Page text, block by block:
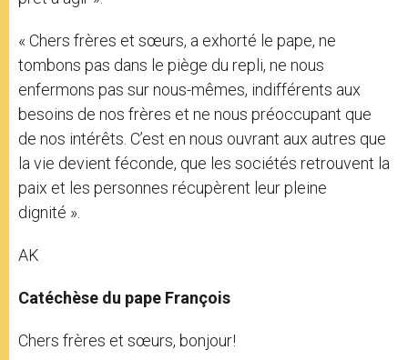
« Chers frères et sœurs, a exhorté le pape, ne
tombons pas dans le piège du repli, ne nous
enfermons pas sur nous-mêmes, indifférents aux
besoins de nos frères et ne nous préoccupant que
de nos intérêts. C’est en nous ouvrant aux autres que
la vie devient féconde, que les sociétés retrouvent la
paix et les personnes récupèrent leur pleine
dignité ».
AK
Catéchèse du pape François
Chers frères et sœurs, bonjour!